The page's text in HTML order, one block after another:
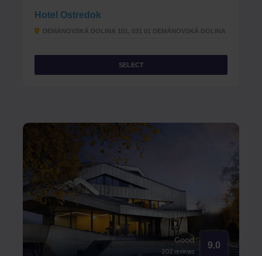
Hotel Ostredok
DEMÄNOVSKÁ DOLINA 101, 031 01 DEMÄNOVSKÁ DOLINA
SELECT
Good
202 reviews
9.0